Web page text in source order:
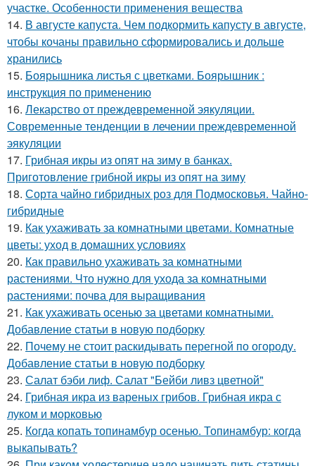
участке. Особенности применения вещества
14. В августе капуста. Чем подкормить капусту в августе,
чтобы кочаны правильно сформировались и дольше
хранились
15. Боярышника листья с цветками. Боярышник :
инструкция по применению
16. Лекарство от преждевременной эякуляции.
Современные тенденции в лечении преждевременной
эякуляции
17. Грибная икры из опят на зиму в банках.
Приготовление грибной икры из опят на зиму
18. Сорта чайно гибридных роз для Подмосковья. Чайно-
гибридные
19. Как ухаживать за комнатными цветами. Комнатные
цветы: уход в домашних условиях
20. Как правильно ухаживать за комнатными
растениями. Что нужно для ухода за комнатными
растениями: почва для выращивания
21. Как ухаживать осенью за цветами комнатными.
Добавление статьи в новую подборку
22. Почему не стоит раскидывать перегной по огороду.
Добавление статьи в новую подборку
23. Салат бэби лиф. Салат "Бейби ливз цветной"
24. Грибная икра из вареных грибов. Грибная икра с
луком и морковью
25. Когда копать топинамбур осенью. Топинамбур: когда
выкапывать?